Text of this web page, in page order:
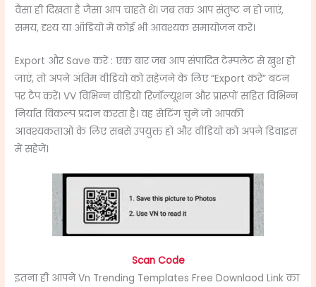
वैसा ही दिखता है जैसा आप चाहते थे। जब तक आप संतुष्ट न हो जाएं,
समय, दृश्य या ऑडियो में कोई भी आवश्यक समायोजन करें।
Export और Save करें : एक बार जब आप संपादित टेम्पलेट से खुश हो
जाएं, तो अपने अंतिम वीडियो को सहेजने के लिए “Export करें” बटन
पर टैप करें। VV विभिन्न वीडियो रिज़ॉल्यूशन और प्रारूपों सहित विभिन्न
निर्यात विकल्प प्रदान करता है। वह सेटिंग चुनें जो आपकी
आवश्यकताओं के लिए सबसे उपयुक्त हो और वीडियो को अपने डिवाइस
में सहेजें।
Scan Code
इतना ही आपने Vn Trending Templates Free Downlaod Link का